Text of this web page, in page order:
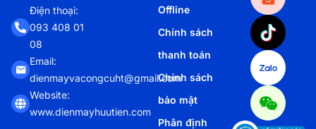
Điện thoại:
093 408 01
08
Email:
dienmayvacongcuht@gmail.com
Website:
www.dienmayhuutien.com
Offline
Chính sách
thanh toán
Chính sách
bảo mật
Phân định